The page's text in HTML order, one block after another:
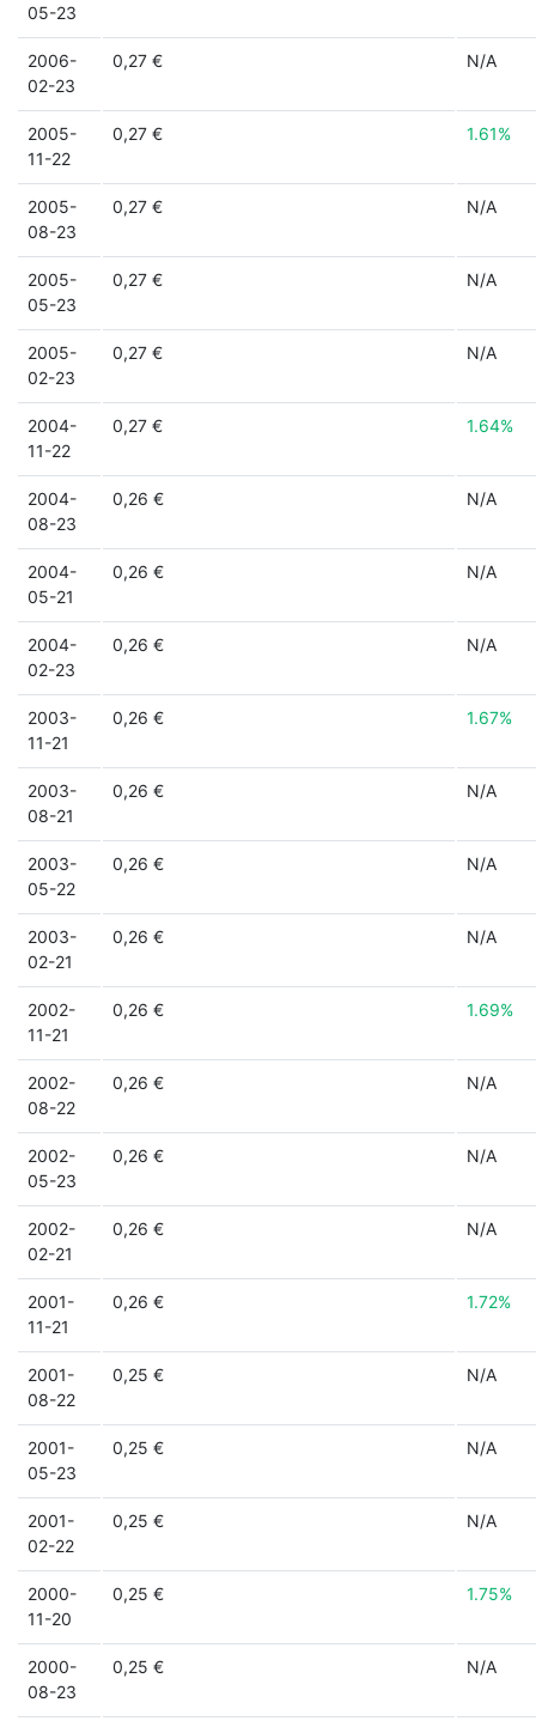
05-23
2006-
02-23
0,27 € N/A
2005-
11-22
0,27 € 1.61%
2005-
08-23
0,27 € N/A
2005-
05-23
0,27 € N/A
2005-
02-23
0,27 € N/A
2004-
11-22
0,27 € 1.64%
2004-
08-23
0,26 € N/A
2004-
05-21
0,26 € N/A
2004-
02-23
0,26 € N/A
2003-
11-21
0,26 € 1.67%
2003-
08-21
0,26 € N/A
2003-
05-22
0,26 € N/A
2003-
02-21
0,26 € N/A
2002-
11-21
0,26 € 1.69%
2002-
08-22
0,26 € N/A
2002-
05-23
0,26 € N/A
2002-
02-21
0,26 € N/A
2001-
11-21
0,26 € 1.72%
2001-
08-22
0,25 € N/A
2001-
05-23
0,25 € N/A
2001-
02-22
0,25 € N/A
2000-
11-20
0,25 € 1.75%
2000-
08-23
0,25 € N/A